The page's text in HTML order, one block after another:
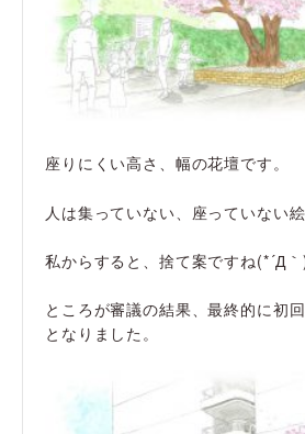
座りにくい高さ、幅の花壇です。
人は集っていない、座っていない絵
私からすると、捨て案ですね(*´Д
ところが審議の結果、最終的に初
となりました。